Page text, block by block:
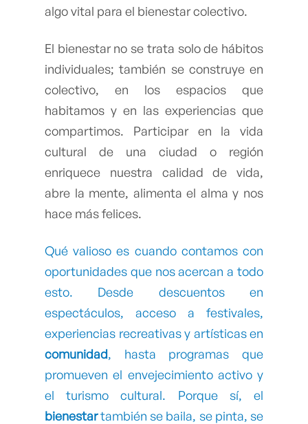
algo vital para el bienestar colectivo.
El bienestar no se trata solo de hábitos
individuales; también se construye en
colectivo, en los espacios que
habitamos y en las experiencias que
compartimos. Participar en la vida
cultural de una ciudad o región
enriquece nuestra calidad de vida,
abre la mente, alimenta el alma y nos
hace más felices.
Qué valioso es cuando contamos con
oportunidades que nos acercan a todo
esto. Desde descuentos en
espectáculos, acceso a festivales,
experiencias recreativas y artísticas en
comunidad, hasta programas que
promueven el envejecimiento activo y
el turismo cultural. Porque sí, el
bienestartambién se baila, se pinta, se